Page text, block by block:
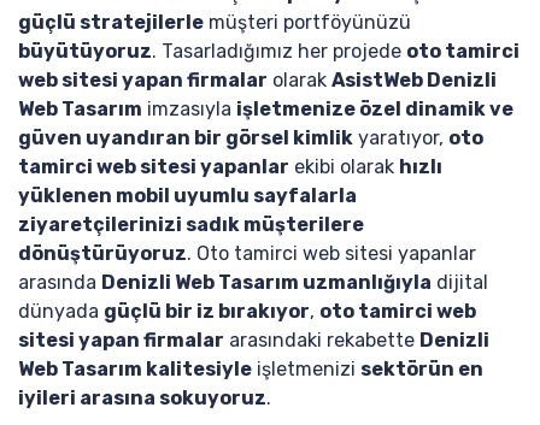
güçlü stratejilerle müşteri portföyünüzü
büyütüyoruz. Tasarladığımız her projede oto tamirci
web sitesi yapan firmalar olarak AsistWeb Denizli
Web Tasarım imzasıyla işletmenize özel dinamik ve
güven uyandıran bir görsel kimlik yaratıyor, oto
tamirci web sitesi yapanlar ekibi olarak hızlı
yüklenen mobil uyumlu sayfalarla
ziyaretçilerinizi sadık müşterilere
dönüştürüyoruz. Oto tamirci web sitesi yapanlar
arasında Denizli Web Tasarım uzmanlığıyla dijital
dünyada güçlü bir iz bırakıyor, oto tamirci web
sitesi yapan firmalar arasındaki rekabette Denizli
Web Tasarım kalitesiyle işletmenizi sektörün en
iyileri arasına sokuyoruz.